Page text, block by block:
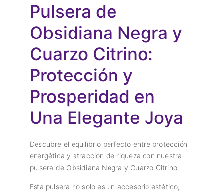
Pulsera de
Obsidiana Negra y
Cuarzo Citrino:
Protección y
Prosperidad en
Una Elegante Joya
Descubre el equilibrio perfecto entre protección
energética y atracción de riqueza con nuestra
pulsera de Obsidiana Negra y Cuarzo Citrino.
Esta pulsera no solo es un accesorio estético,